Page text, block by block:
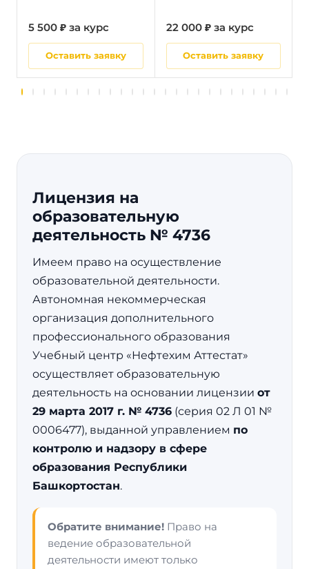
5 500 ₽ за курс
Оставить заявку
22 000 ₽ за курс
Оставить заявку
Лицензия на
образовательную
деятельность № 4736
Имеем право на осуществление
образовательной деятельности.
Автономная некоммерческая
организация дополнительного
профессионального образования
Учебный центр «Нефтехим Аттестат»
осуществляет образовательную
деятельность на основании лицензии от
29 марта 2017 г. № 4736 (серия 02 Л 01 №
0006477), выданной управлением по
контролю и надзору в сфере
образования Республики
Башкортостан.
Обратите внимание! Право на
ведение образовательной
деятельности имеют только